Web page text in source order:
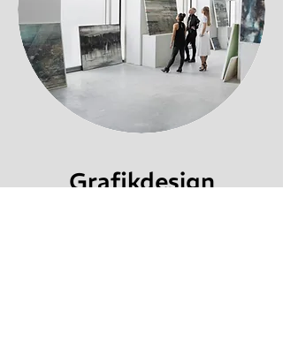
Grafikdesign